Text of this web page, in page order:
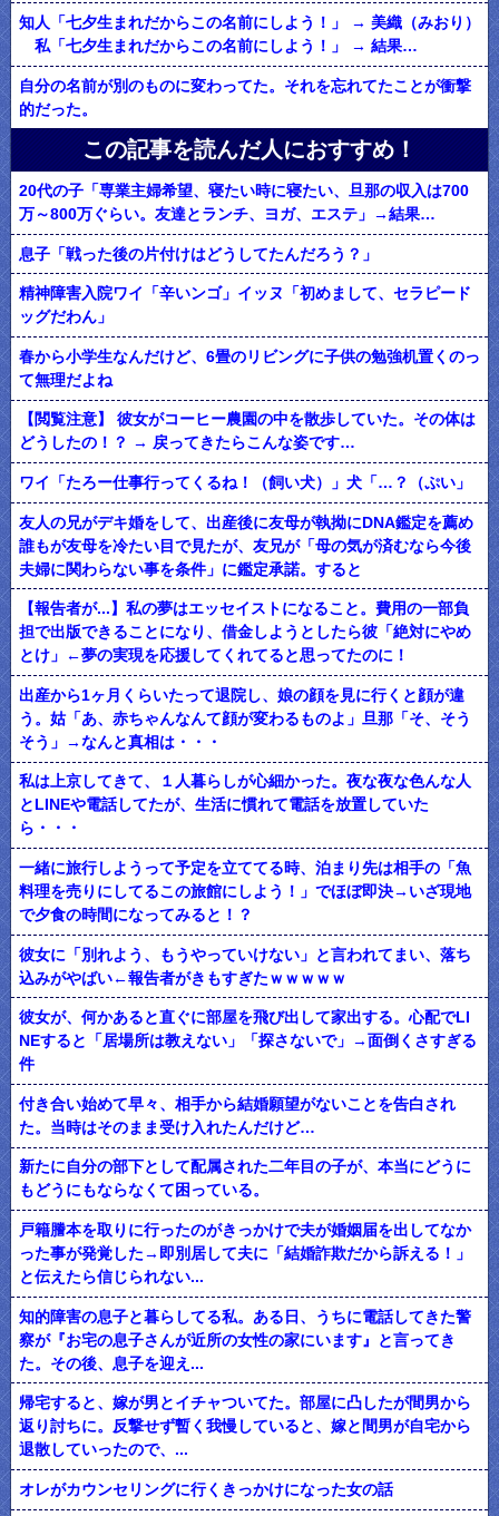
知人「七夕生まれだからこの名前にしよう！」 → 美織（みおり）
私「七夕生まれだからこの名前にしよう！」 → 結果…
自分の名前が別のものに変わってた。それを忘れてたことが衝撃
的だった。
この記事を読んだ人におすすめ！
20代の子「専業主婦希望、寝たい時に寝たい、旦那の収入は700
万～800万ぐらい。友達とランチ、ヨガ、エステ」→結果…
息子「戦った後の片付けはどうしてたんだろう？」
精神障害入院ワイ「辛いンゴ」イッヌ「初めまして、セラピード
ッグだわん」
春から小学生なんだけど、6畳のリビングに子供の勉強机置くのっ
て無理だよね
【閲覧注意】 彼女がコーヒー農園の中を散歩していた。その体は
どうしたの！？ → 戻ってきたらこんな姿です…
ワイ「たろー仕事行ってくるね！（飼い犬）」犬「…？（ぷい」
友人の兄がデキ婚をして、出産後に友母が執拗にDNA鑑定を薦め
誰もが友母を冷たい目で見たが、友兄が「母の気が済むなら今後
夫婦に関わらない事を条件」に鑑定承諾。すると
【報告者が...】私の夢はエッセイストになること。費用の一部負
担で出版できることになり、借金しようとしたら彼「絶対にやめ
とけ」←夢の実現を応援してくれてると思ってたのに！
出産から1ヶ月くらいたって退院し、娘の顔を見に行くと顔が違
う。姑「あ、赤ちゃんなんて顔が変わるものよ」旦那「そ、そう
そう」→なんと真相は・・・
私は上京してきて、１人暮らしが心細かった。夜な夜な色んな人
とLINEや電話してたが、生活に慣れて電話を放置していた
ら・・・
一緒に旅行しようって予定を立ててる時、泊まり先は相手の「魚
料理を売りにしてるこの旅館にしよう！」でほぼ即決→いざ現地
で夕食の時間になってみると！？
彼女に「別れよう、もうやっていけない」と言われてまい、落ち
込みがやばい←報告者がきもすぎたｗｗｗｗｗ
彼女が、何かあると直ぐに部屋を飛び出して家出する。心配でLI
NEすると「居場所は教えない」「探さないで」→面倒くさすぎる
件
付き合い始めて早々、相手から結婚願望がないことを告白され
た。当時はそのまま受け入れたんだけど…
新たに自分の部下として配属された二年目の子が、本当にどうに
もどうにもならなくて困っている。
戸籍謄本を取りに行ったのがきっかけで夫が婚姻届を出してなか
った事が発覚した→即別居して夫に「結婚詐欺だから訴える！」
と伝えたら信じられない...
知的障害の息子と暮らしてる私。ある日、うちに電話してきた警
察が『お宅の息子さんが近所の女性の家にいます』と言ってき
た。その後、息子を迎え...
帰宅すると、嫁が男とイチャついてた。部屋に凸したが間男から
返り討ちに。反撃せず暫く我慢していると、嫁と間男が自宅から
退散していったので、...
オレがカウンセリングに行くきっかけになった女の話